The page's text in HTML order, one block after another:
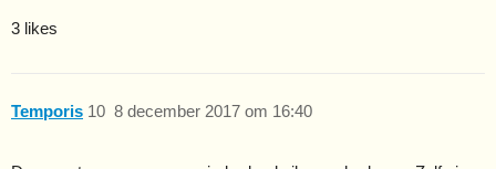
3 likes
Temporis 8 december 2017 om 16:40
10